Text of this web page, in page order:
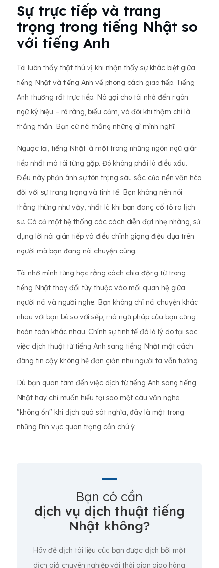
Sự trực tiếp và trang
trọng trong tiếng Nhật so
với tiếng Anh
Tôi luôn thấy thật thú vị khi nhận thấy sự khác biệt giữa
tiếng Nhật và tiếng Anh về phong cách giao tiếp. Tiếng
Anh thường rất trực tiếp. Nó gợi cho tôi nhớ đến ngôn
ngữ ký hiệu – rõ ràng, biểu cảm, và đôi khi thậm chí là
thẳng thắn. Bạn cứ nói thẳng những gì mình nghĩ.
Ngược lại, tiếng Nhật là một trong những ngôn ngữ gián
tiếp nhất mà tôi từng gặp. Đó không phải là điều xấu.
Điều này phản ánh sự tôn trọng sâu sắc của nền văn hóa
đối với sự trang trọng và tinh tế. Bạn không nên nói
thẳng thừng như vậy, nhất là khi bạn đang cố tỏ ra lịch
sự. Có cả một hệ thống các cách diễn đạt nhẹ nhàng, sử
dụng lời nói gián tiếp và điều chỉnh giọng điệu dựa trên
người mà bạn đang nói chuyện cùng.
Tôi nhớ mình từng học rằng cách chia động từ trong
tiếng Nhật thay đổi tùy thuộc vào mối quan hệ giữa
người nói và người nghe. Bạn không chỉ nói chuyện khác
nhau với bạn bè so với sếp, mà ngữ pháp của bạn cũng
hoàn toàn khác nhau. Chính sự tinh tế đó là lý do tại sao
việc dịch thuật từ tiếng Anh sang tiếng Nhật một cách
đáng tin cậy không hề đơn giản như người ta vẫn tưởng.
Dù bạn quan tâm đến việc dịch từ tiếng Anh sang tiếng
Nhật hay chỉ muốn hiểu tại sao một câu văn nghe
"không ổn" khi dịch quá sát nghĩa, đây là một trong
những lĩnh vực quan trọng cần chú ý.
Bạn có cần
dịch vụ dịch thuật tiếng
Nhật không?
Hãy để dịch tài liệu của bạn được dịch bởi một
dịch giả chuyên nghiệp với thời gian giao hàng